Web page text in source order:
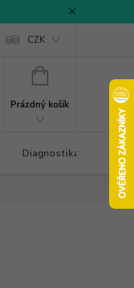
CZK
NÁKUPNÍ
Prázdný košík
Diagnostika došlapu